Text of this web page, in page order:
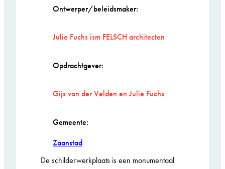
Ontwerper/beleidsmaker:
Julie Fuchs ism FELSCH architecten
Opdrachtgever:
Gijs van der Velden en Julie Fuchs
Gemeente:
Zaanstad
De schilderwerkplaats is een monumentaal